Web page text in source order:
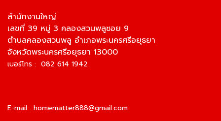
สำนักงานใหญ่
เลขที่ 39 หมู่ 3 คลองสวนพลูซอย 9
ตำบลคลองสวนพลู อำเภอพระนครศรีอยุธยา
จังหวัดพระนครศรีอยุธยา 13000
เบอร์โทร : 082 614 1942
E-mail : homematter888@gmail.com